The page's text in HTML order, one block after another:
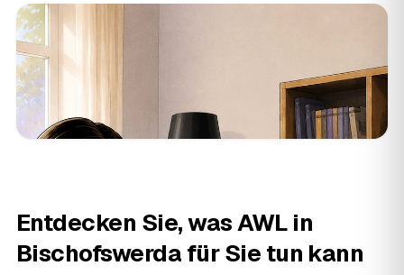
Entdecken Sie, was AWL in
Bischofswerda für Sie tun kann